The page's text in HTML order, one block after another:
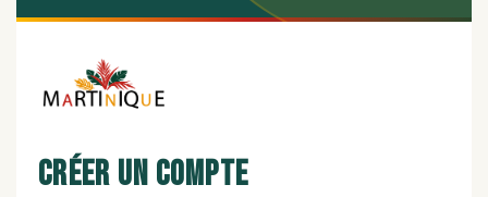
Créer un compte